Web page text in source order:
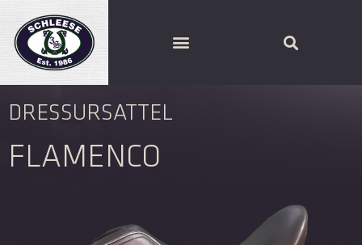
DRESSURSATTEL
FLAMENCO